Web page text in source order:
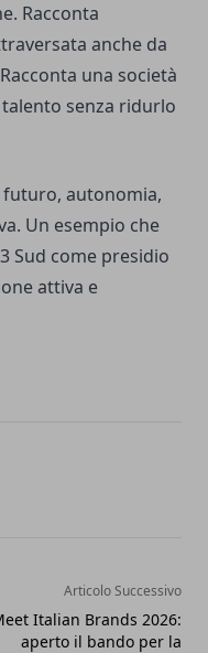
Racconta
anche da
una società
senza ridurlo
futuro, autonomia,
Un esempio che
Sud come presidio
attiva e
Articolo Successivo
Italian Brands 2026:
aperto il bando per la